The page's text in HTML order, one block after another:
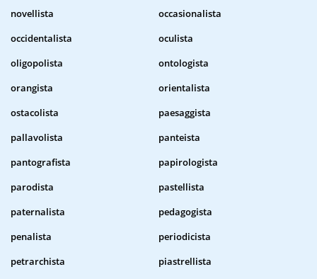
novellista
occasionalista
occidentalista
oculista
oligopolista
ontologista
orangista
orientalista
ostacolista
paesaggista
pallavolista
panteista
pantografista
papirologista
parodista
pastellista
paternalista
pedagogista
penalista
periodicista
petrarchista
piastrellista